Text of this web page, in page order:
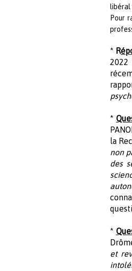
libéral
Pour
* R
2022
*
la
non
des
*
et